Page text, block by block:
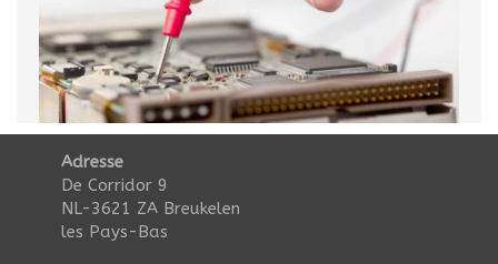
Adresse
De Corridor 9
NL-3621 ZA Breukelen
les Pays-Bas